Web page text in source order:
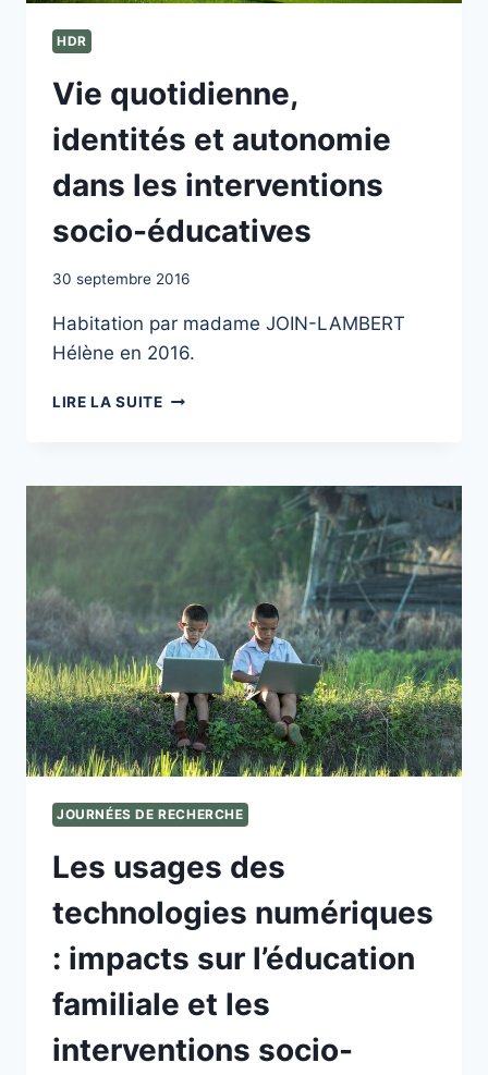
HDR
Vie quotidienne,
identités et autonomie
dans les interventions
socio-éducatives
30 septembre 2016
Habitation par madame JOIN-LAMBERT
Hélène en 2016.
LIRE LA SUITEVIE
AUTONOMIE
ÉDUCATIVES
JOURNÉES DE RECHERCHE
Les usages des
technologies numériques
: impacts sur l’éducation
familiale et les
interventions socio-